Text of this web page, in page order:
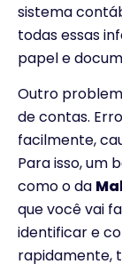
sistema
todas essas
papel e
Outro
de contas.
facilmente,
Para isso, um
como o da
que você vai
identificar e
rapidamente,